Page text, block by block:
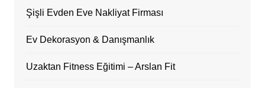
Şişli Evden Eve Nakliyat Firması
Ev Dekorasyon & Danışmanlık
Uzaktan Fitness Eğitimi – Arslan Fit